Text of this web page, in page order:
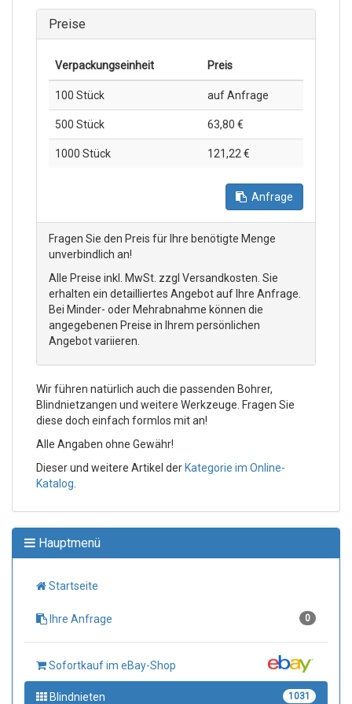
Preise
Verpackungs­einheit Preis
100 Stück auf Anfrage
500 Stück 63,80 €
1000 Stück 121,22 €
Anfrage
Fragen Sie den Preis für Ihre benötigte Menge
unverbindlich an!
Alle Preise inkl. MwSt. zzgl Versandkosten. Sie
erhalten ein detailliertes Angebot auf Ihre Anfrage.
Bei Minder- oder Mehrabnahme können die
angegebenen Preise in Ihrem persönlichen
Angebot variieren.
Wir führen natürlich auch die passenden Bohrer,
Blindnietzangen und weitere Werkzeuge. Fragen Sie
diese doch einfach formlos mit an!
Alle Angaben ohne Gewähr!
Dieser und weitere Artikel der Kategorie im Online-
Katalog
Hauptmenü
Startseite
Ihre Anfrage 0
Sofortkauf im eBay-Shop
Blindnieten 1031